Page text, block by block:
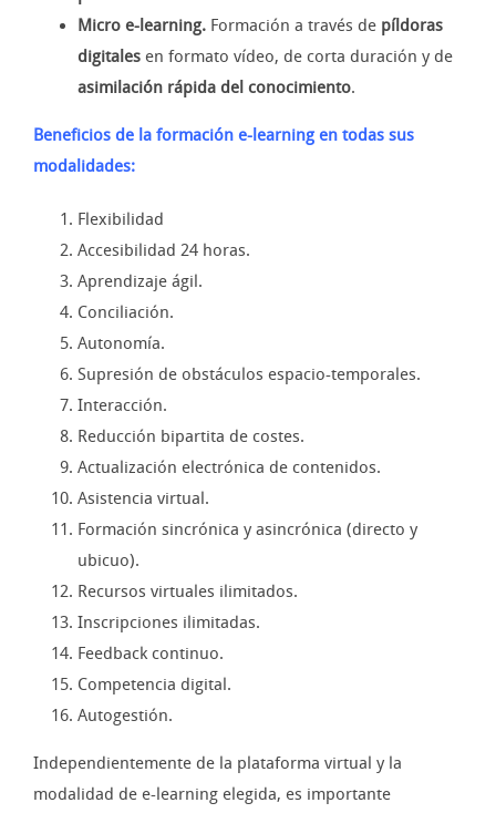
Micro e-learning. Formación a través de píldoras
digitales en formato vídeo, de corta duración y de
asimilación rápida del conocimiento.
Beneficios de la formación e-learning en todas sus
modalidades:
Flexibilidad
Accesibilidad 24 horas.
Aprendizaje ágil.
Conciliación.
Autonomía.
Supresión de obstáculos espacio-temporales.
Interacción.
Reducción bipartita de costes.
Actualización electrónica de contenidos.
Asistencia virtual.
Formación sincrónica y asincrónica (directo y
ubicuo).
Recursos virtuales ilimitados.
Inscripciones ilimitadas.
Feedback continuo.
Competencia digital.
Autogestión.
Independientemente de la plataforma virtual y la
modalidad de e-learning elegida, es importante